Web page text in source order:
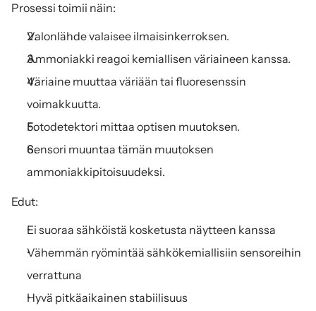
Prosessi toimii näin:
Valonlähde valaisee ilmaisinkerroksen.
Ammoniakki reagoi kemiallisen väriaineen kanssa.
Väriaine muuttaa väriään tai fluoresenssin
voimakkuutta.
Fotodetektori mittaa optisen muutoksen.
Sensori muuntaa tämän muutoksen
ammoniakkipitoisuudeksi.
Edut:
Ei suoraa sähköistä kosketusta näytteen kanssa
Vähemmän ryömintää sähkökemiallisiin sensoreihin
verrattuna
Hyvä pitkäaikainen stabiilisuus